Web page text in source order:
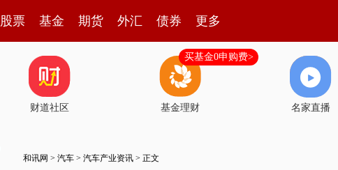
股票 基金 期货 外汇 债券 更多
财道社区 基金理财
买基金0申购费>
名家直播
和讯网 > 汽车 > 汽车产业资讯 > 正文